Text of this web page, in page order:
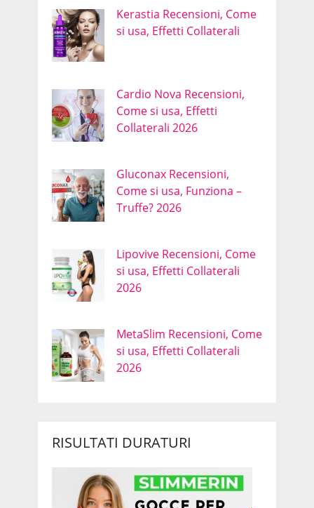
Kerastia Recensioni, Come
si usa, Effetti Collaterali
Cardio Nova Recensioni,
Come si usa, Effetti
Collaterali 2026
Gluconax Recensioni,
Come si usa, Funziona –
Truffe? 2026
Lipovive Recensioni, Come
si usa, Effetti Collaterali
2026
MetaSlim Recensioni, Come
si usa, Effetti Collaterali
2026
RISULTATI DURATURI